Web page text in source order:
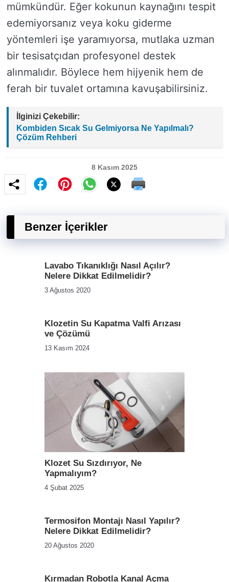
mümkündür. Eğer kokunun kaynağını tespit
edemiyorsanız veya koku giderme
yöntemleri işe yaramıyorsa, mutlaka uzman
bir tesisatçıdan profesyonel destek
alınmalıdır. Böylece hem hijyenik hem de
ferah bir tuvalet ortamına kavuşabilirsiniz.
İlginizi Çekebilir:
Kombiden Sıcak Su Gelmiyorsa Ne Yapılmalı?
Çözüm Rehberi
8 Kasım 2025
Benzer İçerikler
Lavabo Tıkanıklığı Nasıl Açılır?
Nelere Dikkat Edilmelidir?
3 Ağustos 2020
Klozetin Su Kapatma Valfi Arızası
ve Çözümü
13 Kasım 2024
Klozet Su Sızdırıyor, Ne
Yapmalıyım?
4 Şubat 2025
Termosifon Montajı Nasıl Yapılır?
Nelere Dikkat Edilmelidir?
20 Ağustos 2020
Kırmadan Robotla Kanal Açma